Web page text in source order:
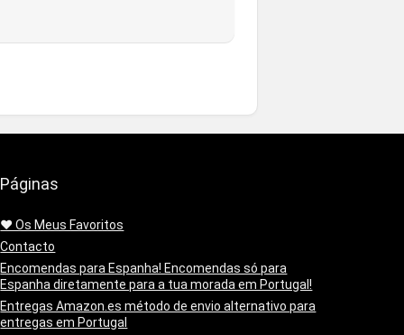
Páginas
❤️ Os Meus Favoritos
Contacto
Encomendas para Espanha! Encomendas só para
Espanha diretamente para a tua morada em Portugal!
Entregas Amazon.es método de envio alternativo para
entregas em Portugal